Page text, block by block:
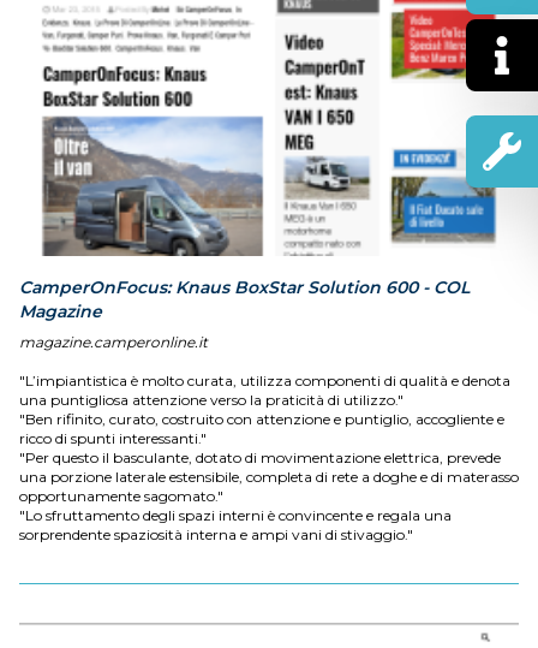
CamperOnFocus: Knaus BoxStar Solution 600 - COL
Magazine
magazine.camperonline.it
"L’impiantistica è molto curata, utilizza componenti di qualità e denota
una puntigliosa attenzione verso la praticità di utilizzo."
"Ben rifinito, curato, costruito con attenzione e puntiglio, accogliente e
ricco di spunti interessanti."
"Per questo il basculante, dotato di movimentazione elettrica, prevede
una porzione laterale estensibile, completa di rete a doghe e di materasso
opportunamente sagomato."
"Lo sfruttamento degli spazi interni è convincente e regala una
sorprendente spaziosità interna e ampi vani di stivaggio."